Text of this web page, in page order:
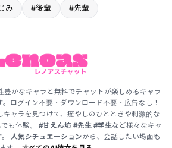
み #後輩 #先輩
豊かなキャラと無料でチャットが楽しめるキャラ
ログイン不要・ダウンロード不要・広告なし！
キャラを見つけて、癒やしのひとときや刺激的な
も体験。 #甘えん坊 #先生 #学生など様々なキャ
人気シチュエーションから、会話したい場面も